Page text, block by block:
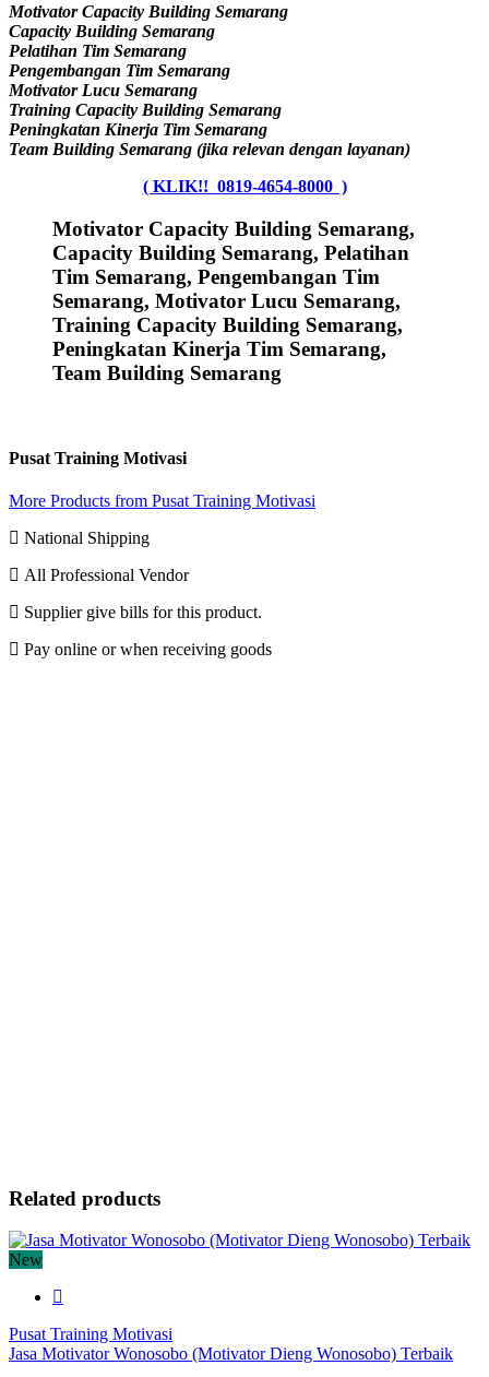
Motivator Capacity Building Semarang
Capacity Building Semarang
Pelatihan Tim Semarang
Pengembangan Tim Semarang
Motivator Lucu Semarang
Training Capacity Building Semarang
Peningkatan Kinerja Tim Semarang
Team Building Semarang (jika relevan dengan layanan)
( KLIK!! 0819-4654-8000 )
Motivator Capacity Building Semarang,
Capacity Building Semarang, Pelatihan
Tim Semarang, Pengembangan Tim
Semarang, Motivator Lucu Semarang,
Training Capacity Building Semarang,
Peningkatan Kinerja Tim Semarang,
Team Building Semarang
Pusat Training Motivasi
More Products from Pusat Training Motivasi
National Shipping
All Professional Vendor
Supplier give bills for this product.
Pay online or when receiving goods
Related products
New
Pusat Training Motivasi
Jasa Motivator Wonosobo (Motivator Dieng Wonosobo) Terbaik